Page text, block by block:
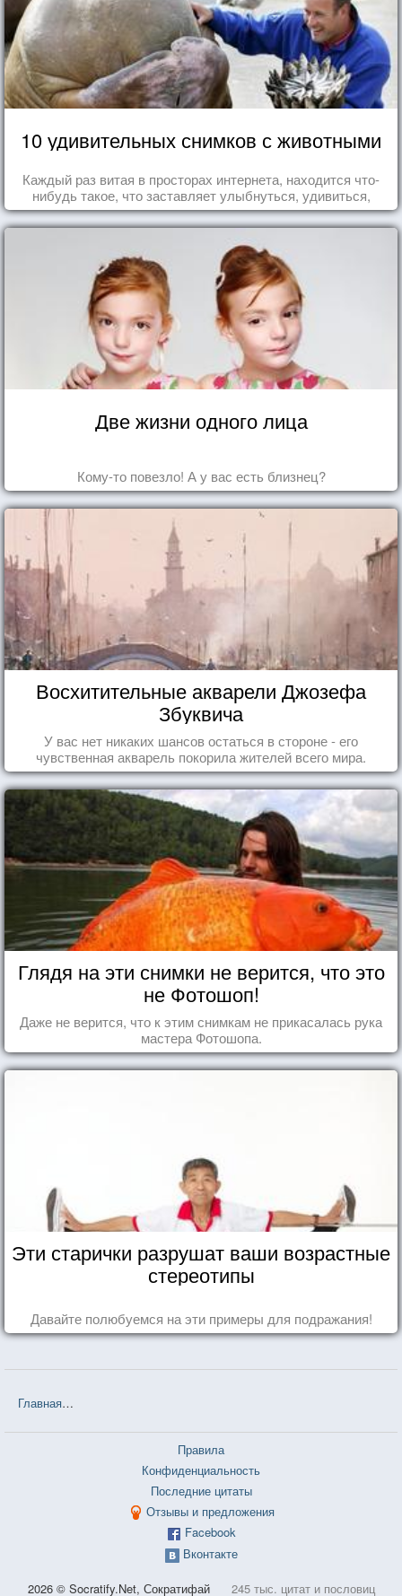
10 удивительных снимков с животными
Каждый раз витая в просторах интернета, находится что-
нибудь такое, что заставляет улыбнуться, удивиться,
восхититься...
Две жизни одного лица
Кому-то повезло! А у вас есть близнец?
Восхитительные акварели Джозефа
Збуквича
У вас нет никаких шансов остаться в стороне - его
чувственная акварель покорила жителей всего мира.
Глядя на эти снимки не верится, что это
не Фотошоп!
Даже не верится, что к этим снимкам не прикасалась рука
мастера Фотошопа.
Эти старички разрушат ваши возрастные
стереотипы
Давайте полюбуемся на эти примеры для подражания!
Главная
Правила
Конфиденциальность
Последние цитаты
Отзывы и предложения
Facebook
Вконтакте
2026 © Socratify.Net, Сократифай 245 тыс. цитат и пословиц